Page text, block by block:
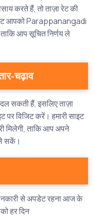
करते हैं, तो ताज़ा रेट की
आपको Parappanangadi
आप सूचित निर्णय ले
चढ़ाव
सकती हैं, इसलिए ताज़ा
पर विजिट करें। हमारी साइट
मिलेगी, ताकि आप अपने
सकें।
से अपडेट रहना आज के
हर दिन